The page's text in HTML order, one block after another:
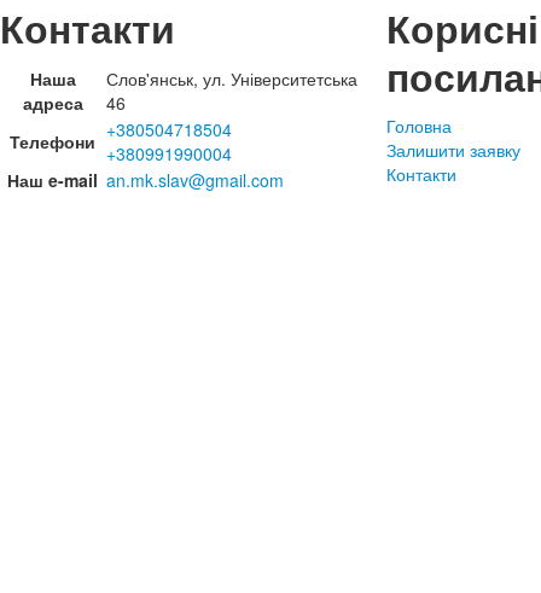
Контакти
Наша
адреса
Слов'янськ, ул. Університетська
46
Телефони +380504718504
+380991990004
Наш e-mail an.mk.slav@gmail.com
Корисні
Головна
Залишити заявку
Контакти